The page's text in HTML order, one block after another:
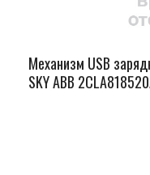
Механизм USB
SKY ABB